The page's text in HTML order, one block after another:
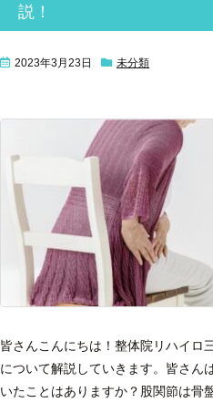
説！
2023年3月23日 未分類
皆さんこんにちは！ 整体院リハイロ
について解説していきます。 皆さん
いたことはありますか？ 股関節は骨